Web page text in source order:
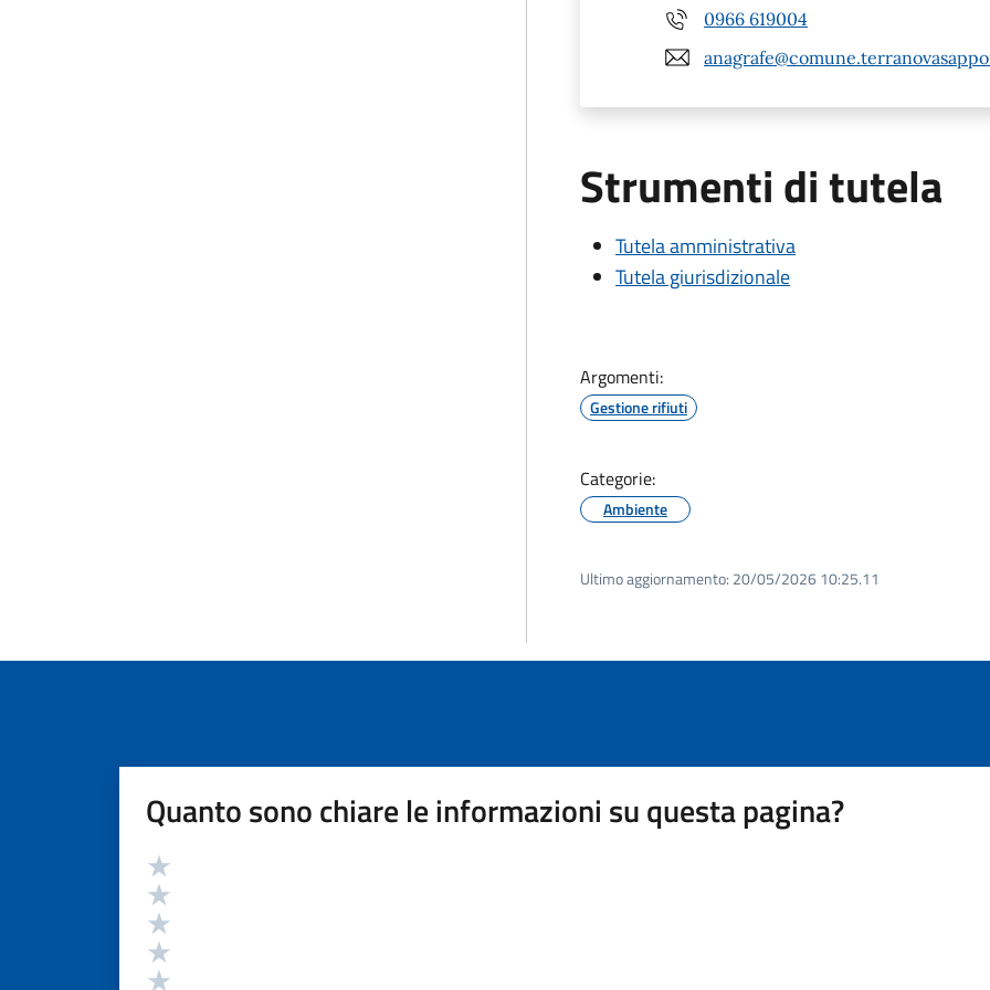
0966 619004
Strumenti di tutela
Tutela amministrativa
Tutela giurisdizionale
Argomenti:
Gestione rifiuti
Categorie:
Ambiente
Ultimo aggiornamento: 20/05/2026 10:25.11
Quanto sono chiare le informazioni su questa pagina?
Valutazione